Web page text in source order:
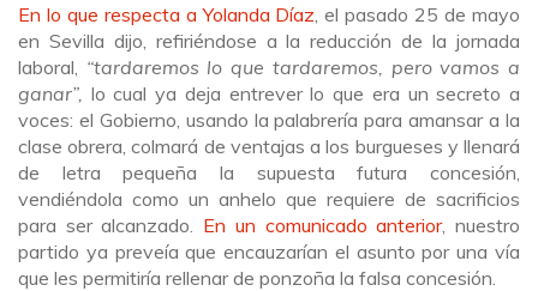
En lo que respecta a Yolanda Díaz , el pasado 25 de mayo
en Sevilla dijo, refiriéndose a la reducción de la jornada
laboral, “tardaremos lo que tardaremos, pero vamos a
ganar”, lo cual ya deja entrever lo que era un secreto a
voces: el Gobierno, usando la palabrería para amansar a la
clase obrera, colmará de ventajas a los burgueses y llenará
de letra pequeña la supuesta futura concesión,
vendiéndola como un anhelo que requiere de sacrificios
para ser alcanzado. En un comunicado anterior, nuestro
partido ya preveía que encauzarían el asunto por una vía
que les permitiría rellenar de ponzoña la falsa concesión.